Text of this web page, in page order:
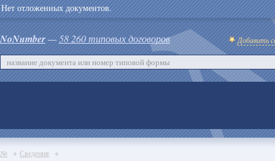
Нет отложенных документов.
NoNumber—58 260 типовых договоров Добавить
№ Сведения